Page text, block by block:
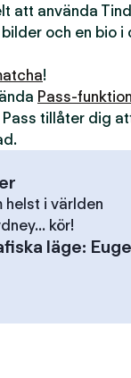
att använda
och en bio
!
Pass-
Pass tillåter dig
helst i världen
kör!
läge: